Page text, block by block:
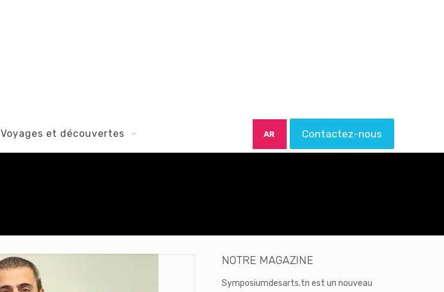
Voyages et découvertes AR Contactez-nous
NOTRE MAGAZINE
Symposiumdesarts.tn est un nouveau